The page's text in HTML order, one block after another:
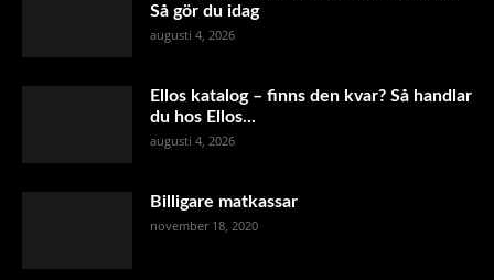
Så gör du idag
augusti 4, 2026
Ellos katalog – finns den kvar? Så handlar
du hos Ellos...
augusti 4, 2026
Billigare matkassar
november 18, 2020